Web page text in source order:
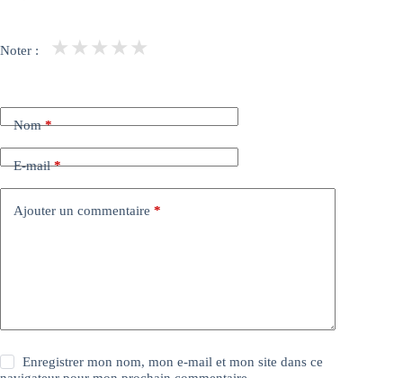
Noter : ★
★
★
★
★
Nom*
E-mail*
Ajouter un commentaire *
Enregistrer mon nom, mon e-mail et mon site dans ce